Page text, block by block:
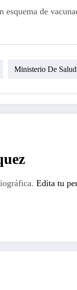
de
Ministerio De Salud
Edita tu